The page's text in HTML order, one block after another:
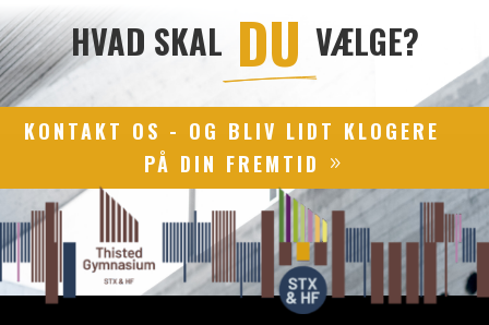
HVAD SKAL DU VÆLGE?
KONTAKT OS - OG BLIV LIDT KLOGERE
PÅ DIN FREMTID